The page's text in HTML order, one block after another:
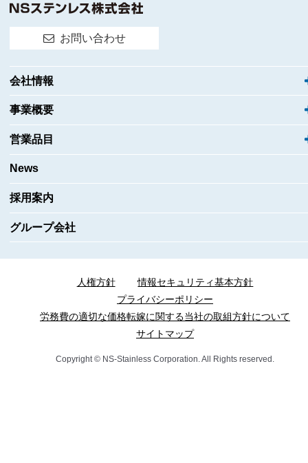
お問い合わせ
会社情報
事業概要
営業品目
News
採用案内
グループ会社
人権方針
情報セキュリティ基本方針
プライバシーポリシー
労務費の適切な価格転嫁に関する当社の取組方針について
サイトマップ
Copyright © NS-Stainless Corporation. All Rights reserved.